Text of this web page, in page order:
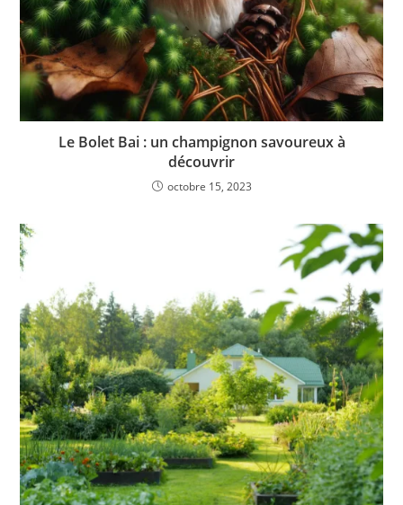
Le Bolet Bai : un champignon savoureux à
découvrir
octobre 15, 2023